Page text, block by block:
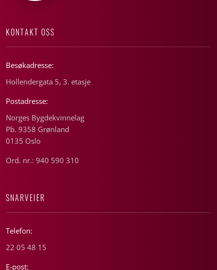
KONTAKT OSS
Besøkadresse:
Hollendergata 5, 3. etasje
Postadresse:
Norges Bygdekvinnelag
Pb. 9358 Grønland
0135 Oslo
Ord. nr.: 940 590 310
SNARVEIER
Telefon:
22 05 48 15
E-post: